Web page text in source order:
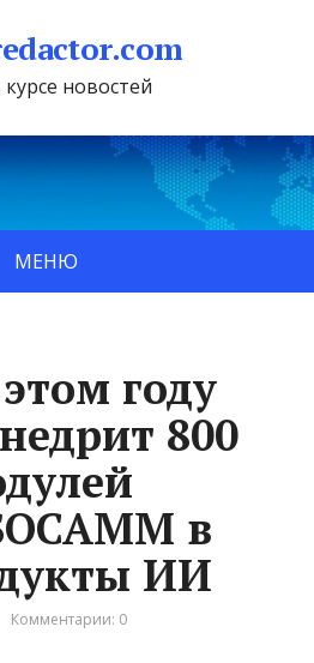
новостей
МЕНЮ
году
800
в
ИИ
Комментарии: 0